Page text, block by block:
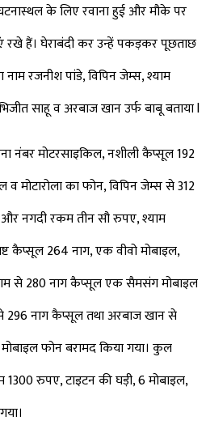
के लिए रवाना हुई और मौके पर
रखे हैं। घेराबंदी कर उन्हें पकड़कर पूछताछ
रजनीश पांडे, विपिन जेम्स, श्याम
साहू व अरबाज खान उर्फ बाबू बताया l
नंबर मोटरसाइकिल, नशीली कैप्सूल 192
मोटारोला का फोन, विपिन जेम्स से 312
नगदी रकम तीन सौ रुपए, श्याम
कैप्सूल 264 नाग, एक वीवो मोबाइल,
से 280 नाग कैप्सूल एक सैमसंग मोबाइल
296 नाग कैप्सूल तथा अरबाज खान से
फोन बरामद किया गया। कुल
रुपए, टाइटन की घड़ी, 6 मोबाइल,